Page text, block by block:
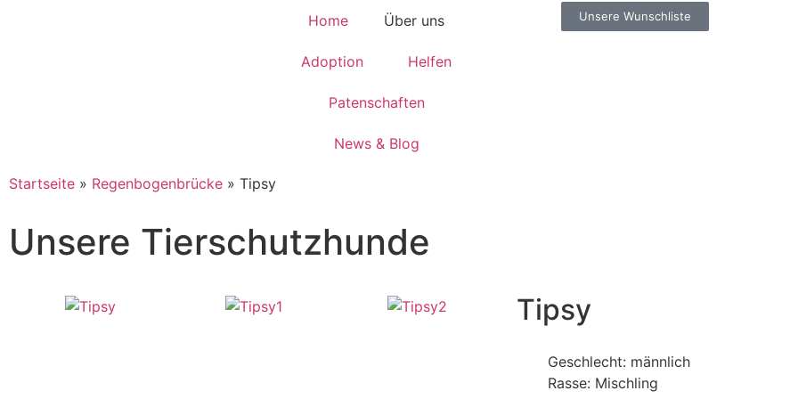
Home Über uns
Adoption Helfen
Patenschaften
News & Blog
Unsere Wunschliste
Startseite » Regenbogenbrücke » Tipsy
Unsere Tierschutzhunde
Tipsy
Geschlecht: männlich
Rasse: Mischling